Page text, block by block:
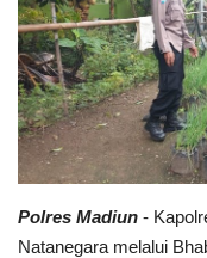
Polri TV
Policetube
IKM
Polres Madiun -
Natanegara melalui